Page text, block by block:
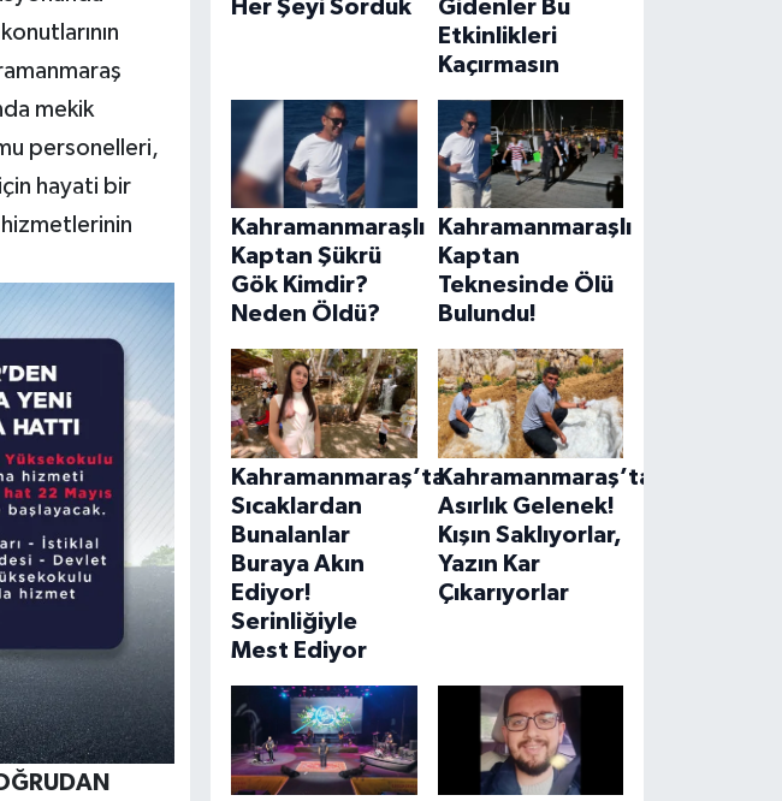
mekik
personelleri,
hayati bir
Her Şeyi Sorduk
Gidenler Bu
Etkinlikleri
Kaçırmasın
Kahramanmaraşlı
Kaptan Şükrü
Gök Kimdir?
Neden Öldü?
Kahramanmaraşlı
Kaptan
Teknesinde Ölü
Bulundu!
Kahramanmaraş’ta
Sıcaklardan
Bunalanlar
Buraya Akın
Ediyor!
Serinliğiyle
Mest Ediyor
Kahramanmaraş’ta
Asırlık Gelenek!
Kışın Saklıyorlar,
Yazın Kar
Çıkarıyorlar